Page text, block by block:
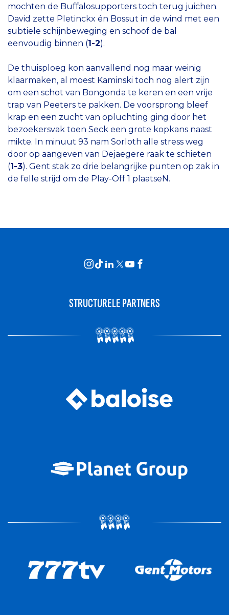
mochten de Buffalosupporters toch terug juichen.
David zette Pletinckx én Bossut in de wind met een
subtiele schijnbeweging en schoof de bal
eenvoudig binnen (1-2).
De thuisploeg kon aanvallend nog maar weinig
klaarmaken, al moest Kaminski toch nog alert zijn
om een schot van Bongonda te keren en een vrije
trap van Peeters te pakken. De voorsprong bleef
krap en een zucht van opluchting ging door het
bezoekersvak toen Seck een grote kopkans naast
mikte. In minuut 93 nam Sorloth alle stress weg
door op aangeven van Dejaegere raak te schieten
(1-3). Gent stak zo drie belangrijke punten op zak in
de felle strijd om de Play-Off 1 plaatseN.
STRUCTURELE PARTNERS